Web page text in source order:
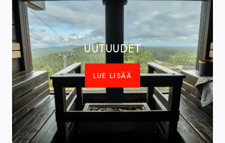
UUTUUDET
LUE LISÄÄ